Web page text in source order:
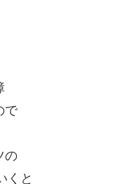
で
の
くと